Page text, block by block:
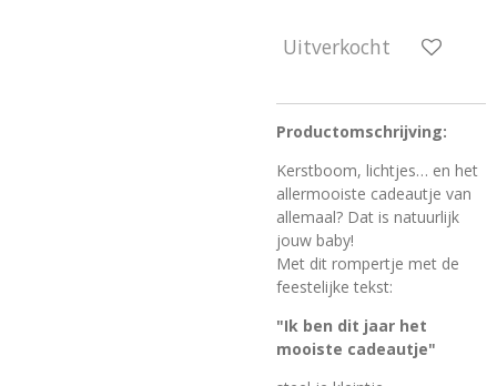
Uitverkocht
Productomschrijving:
Kerstboom, lichtjes… en het
allermooiste cadeautje van
allemaal? Dat is natuurlijk
jouw baby!
Met dit rompertje met de
feestelijke tekst:
"Ik ben dit jaar het
mooiste cadeautje"